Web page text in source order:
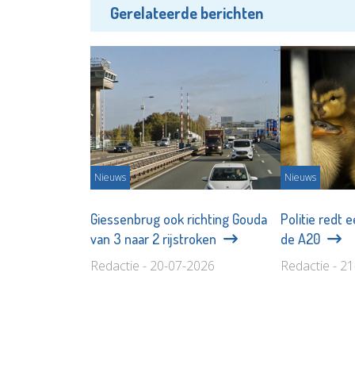
Gerelateerde berichten
Nieuws
Giessenbrug ook richting Gouda
van 3 naar 2 rijstroken
Redactie - 20-07-2026
Nieuws
Politie redt
de A20
Redactie -